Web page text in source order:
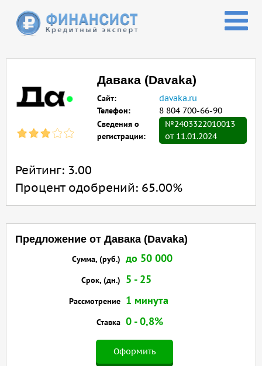
Давака (Davaka)
Сайт:
davaka.ru
Телефон:
8 804 700-66-90
Сведения о
регистрации:
№2403322010013
от 11.01.2024
Рейтинг: 3.00
Процент одобрений: 65.00%
Предложение от Давака (Davaka)
Оформить
Сумма, (руб.) до 50 000
Срок, (дн.) 5 - 25
Рассмотрение 1 минута
Ставка 0 - 0,8%